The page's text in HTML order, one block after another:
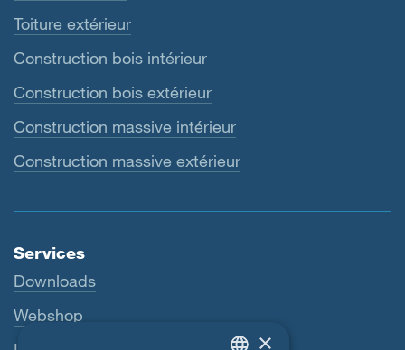
Toiture extérieur
Construction bois intérieur
Construction bois extérieur
Construction massive intérieur
Construction massive extérieur
Services
Downloads
Webshop
×